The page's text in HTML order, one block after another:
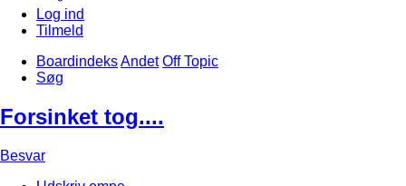
Log ind
Tilmeld
BoardindeksAndet Off Topic
Søg
Forsinket tog....
Besvar